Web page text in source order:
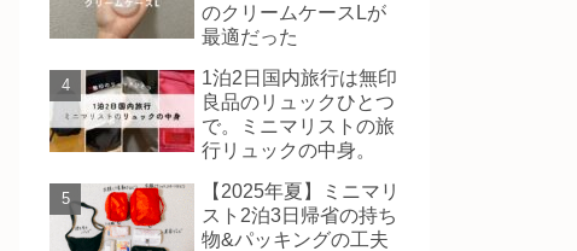
のクリームケースLが
最適だった
1泊2日国内旅行は無印
良品のリュックひとつ
で。ミニマリストの旅
行リュックの中身。
【2025年夏】ミニマリ
スト2泊3日帰省の持ち
物&パッキングの工夫